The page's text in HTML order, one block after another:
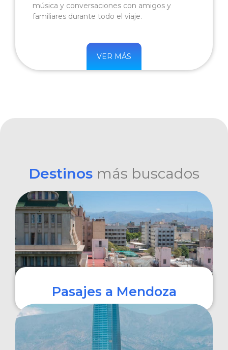
música y conversaciones con amigos y
familiares durante todo el viaje.
VER MÁS
Destinos más buscados
Pasajes a Mendoza
COMPRAR